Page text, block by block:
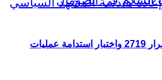
متلازمة مقديشو: القرار 2719 واختبار استدامة عمليات